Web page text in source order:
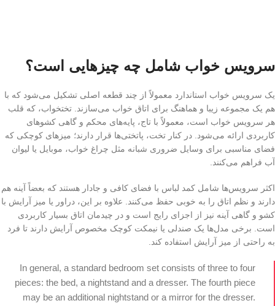
سرویس خواب شامل چه چیزهایی است؟
یک سرویس خواب استاندارد معمولاً از چند قطعه اصلی تشکیل می‌شود که با
هم یک مجموعه زیبا و هماهنگ برای اتاق خواب می‌سازند. تختخواب، که قلب
هر سرویس خواب است، معمولاً با تاج، پایه‌های محکم و گاهی کشوهای
کاربردی ارائه می‌شود. در کنار تخت، پاتختی‌ها قرار دارند؛ میزهای کوچکی که
فضای مناسبی برای وسایل ضروری شبانه مثل چراغ خواب، موبایل یا لیوان
آب فراهم می‌کنند.
اکثر سرویس‌ها شامل کمد لباس با فضای کافی و جادار هستند که بعضاً آینه هم
دارند و نظم اتاق را به خوبی حفظ می‌کنند. علاوه بر این، دراور یا میز آرایش با
کشو و گاهی آینه نیز از اجزای رایج است و در چیدمان اتاق بسیار کاربردی
است. برخی مدل‌ها یک صندلی یا نیمکت کوچک مخصوص آرایش دارند تا فرد
به راحتی از میز آرایش استفاده کند.
In general, a standard bedroom set consists of three to four
pieces: the bed, a nightstand and a dresser. The fourth piece
may be an additional nightstand or a mirror for the dresser.